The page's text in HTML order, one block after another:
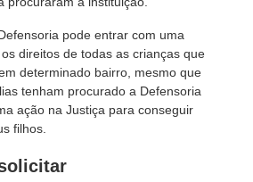
pode entrar com uma
direitos de todas as crianças que
determinado bairro, mesmo que
tenham procurado a Defensoria
ação na Justiça para conseguir
filhos.